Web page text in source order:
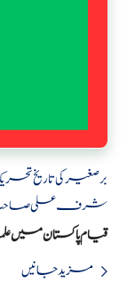
برصغیر کی تاریخ
شرف علی
قیام پاکستان میں
مزید جانیں